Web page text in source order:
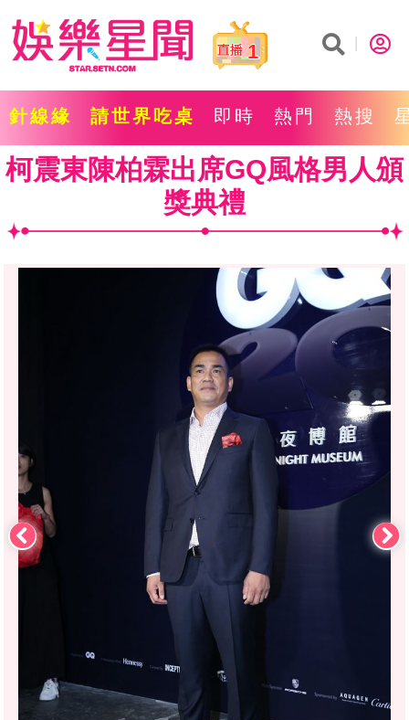
1
針線緣 請世界吃桌 即時 熱門 熱搜
柯震東陳柏霖出席GQ風格男人頒
獎典禮